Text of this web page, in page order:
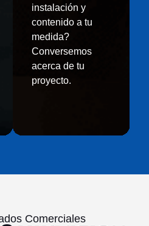
instalación y
contenido a tu
medida?
Conversemos
acerca de tu
proyecto.
Comerciales